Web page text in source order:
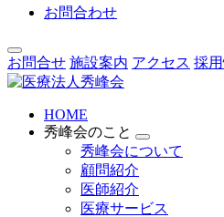
お問合わせ
お問合せ 施設案内 アクセス 採
HOME
秀峰会のこと
秀峰会について
顧問紹介
医師紹介
医療サービス